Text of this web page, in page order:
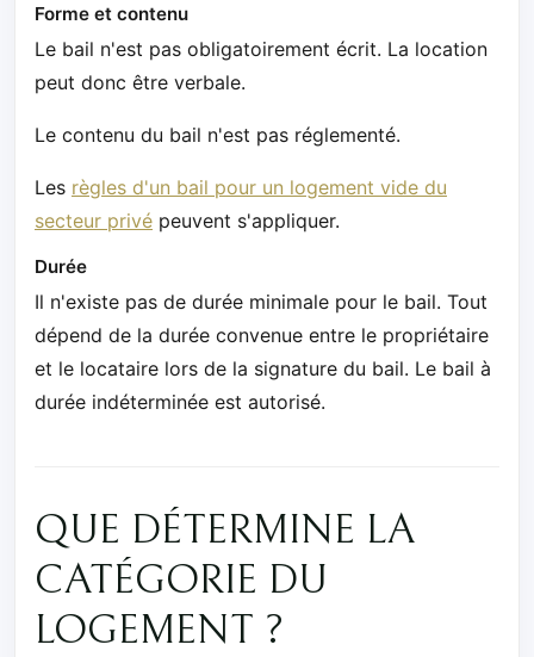
Forme et contenu
Le bail n'est pas obligatoirement écrit. La location
peut donc être verbale.
Le contenu du bail n'est pas réglementé.
Les règles d'un bail pour un logement vide du
secteur privé peuvent s'appliquer.
Durée
Il n'existe pas de durée minimale pour le bail. Tout
dépend de la durée convenue entre le propriétaire
et le locataire lors de la signature du bail. Le bail à
durée indéterminée est autorisé.
QUE DÉTERMINE LA
CATÉGORIE DU
LOGEMENT ?